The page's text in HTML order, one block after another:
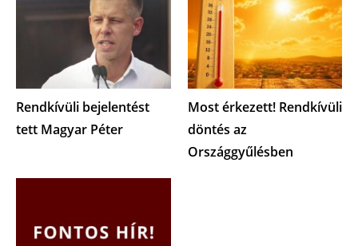
Rendkívüli bejelentést
tett Magyar Péter
Most érkezett! Rendkívüli
döntés az
Országgyűlésben